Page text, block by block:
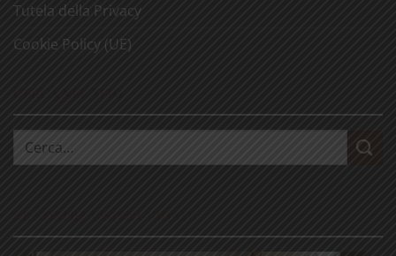
Tutela della Privacy
Cookie Policy (UE)
Cerca: